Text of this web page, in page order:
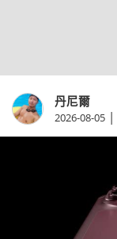
丹尼爾
2026-08-05 |